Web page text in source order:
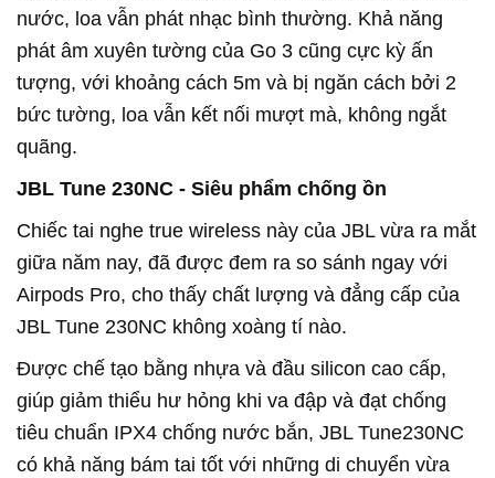
nước, loa vẫn phát nhạc bình thường. Khả năng
phát âm xuyên tường của Go 3 cũng cực kỳ ấn
tượng, với khoảng cách 5m và bị ngăn cách bởi 2
bức tường, loa vẫn kết nối mượt mà, không ngắt
quãng.
JBL Tune 230NC - Siêu phẩm chống ồn
Chiếc tai nghe true wireless này của JBL vừa ra mắt
giữa năm nay, đã được đem ra so sánh ngay với
Airpods Pro, cho thấy chất lượng và đẳng cấp của
JBL Tune 230NC không xoàng tí nào.
Được chế tạo bằng nhựa và đầu silicon cao cấp,
giúp giảm thiểu hư hỏng khi va đập và đạt chống
tiêu chuẩn IPX4 chống nước bắn, JBL Tune230NC
có khả năng bám tai tốt với những di chuyển vừa